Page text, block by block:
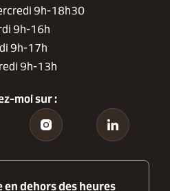
9h-18h30
9h-16h
9h-17h
9h-13h
moi sur :
en dehors des heures